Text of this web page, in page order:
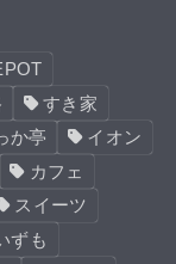
すき家
か亭
イオン
カフェ
スイーツ
ずも